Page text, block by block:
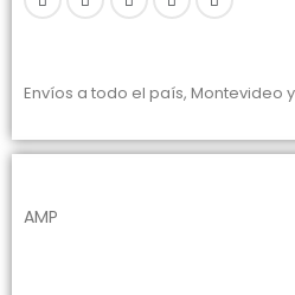
Envíos a todo el país, Montevideo
AMP